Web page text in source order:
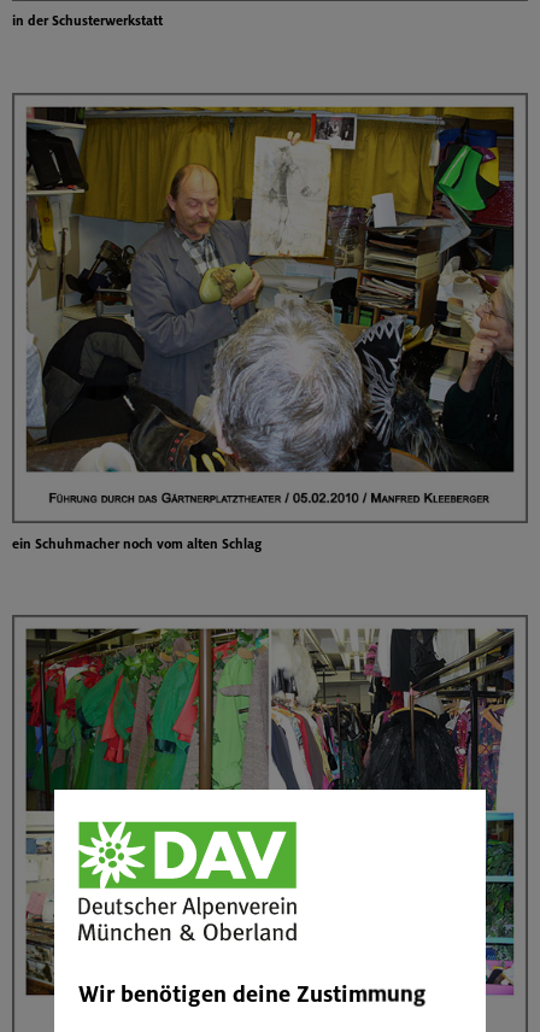
in der Schusterwerkstatt
ein Schuhmacher noch vom alten Schlag
Wir benötigen deine Zustimmung